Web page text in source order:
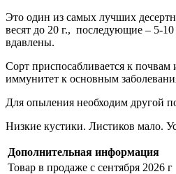
Это один из самых лучших
весят до 20 г., последующие – 5-
вдавлены.
Сорт приспосабливается к
иммунитет к основным
Для опыления необходим другой
Низкие кустики. Листиков мало.
Дополнительная информация
Товар в продаже с сентября 2026 г